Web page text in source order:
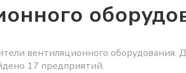
вентиляционного оборудования.
17 предприятий.